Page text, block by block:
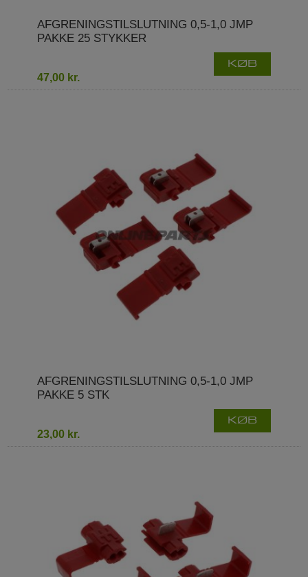
AFGRENINGSTILSLUTNING 0,5-1,0 JMP
PAKKE 25 STYKKER
47,00 kr.
KØB
AFGRENINGSTILSLUTNING 0,5-1,0 JMP
PAKKE 5 STK
23,00 kr.
KØB